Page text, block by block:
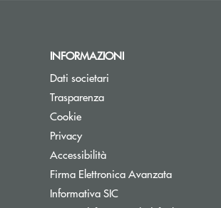
INFORMAZIONI
Dati societari
Trasparenza
Cookie
Privacy
Accessibilità
Firma Elettronica Avanzata
Informativa SIC